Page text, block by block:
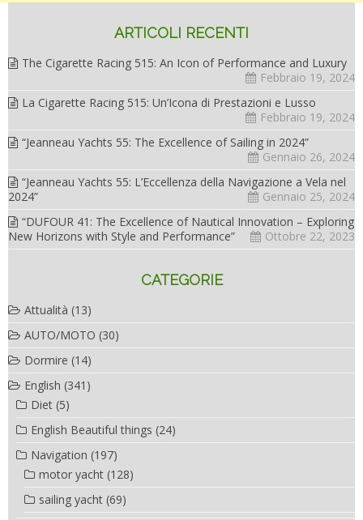
ARTICOLI RECENTI
The Cigarette Racing 515: An Icon of Performance and Luxury
Febbraio 19, 2024
La Cigarette Racing 515: Un’Icona di Prestazioni e Lusso
Febbraio 19, 2024
“Jeanneau Yachts 55: The Excellence of Sailing in 2024”
Gennaio 26, 2024
“Jeanneau Yachts 55: L’Eccellenza della Navigazione a Vela nel
2024”
Gennaio 25, 2024
“DUFOUR 41: The Excellence of Nautical Innovation – Exploring
New Horizons with Style and Performance”
Ottobre 22, 2023
CATEGORIE
Attualità (13)
AUTO/MOTO (30)
Dormire (14)
English (341)
Diet (5)
English Beautiful things (24)
Navigation (197)
motor yacht (128)
sailing yacht (69)